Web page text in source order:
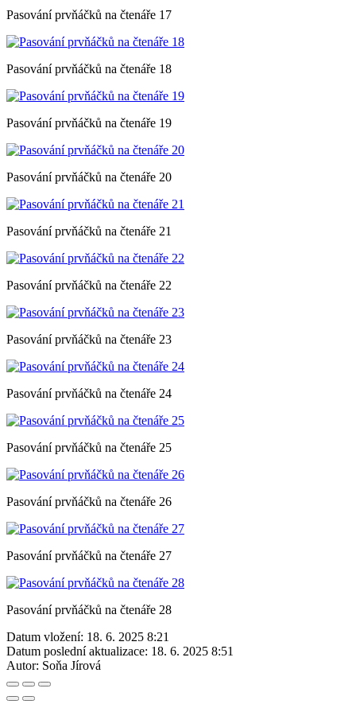
Pasování prvňáčků na čtenáře 17
Pasování prvňáčků na čtenáře 18
Pasování prvňáčků na čtenáře 19
Pasování prvňáčků na čtenáře 20
Pasování prvňáčků na čtenáře 21
Pasování prvňáčků na čtenáře 22
Pasování prvňáčků na čtenáře 23
Pasování prvňáčků na čtenáře 24
Pasování prvňáčků na čtenáře 25
Pasování prvňáčků na čtenáře 26
Pasování prvňáčků na čtenáře 27
Pasování prvňáčků na čtenáře 28
Datum vložení: 18. 6. 2025 8:21
Datum poslední aktualizace: 18. 6. 2025 8:51
Autor: Soňa Jírová